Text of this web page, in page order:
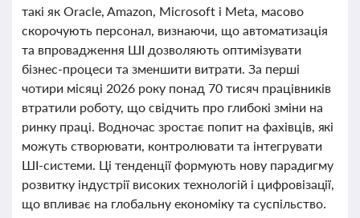
такі як Oracle, Amazon, Microsoft і Meta, масово
скорочують персонал, визнаючи, що автоматизація
та впровадження ШІ дозволяють оптимізувати
бізнес-процеси та зменшити витрати. За перші
чотири місяці 2026 року понад 70 тисяч працівників
втратили роботу, що свідчить про глибокі зміни на
ринку праці. Водночас зростає попит на фахівців, які
можуть створювати, контролювати та інтегрувати
ШІ-системи. Ці тенденції формують нову парадигму
розвитку індустрії високих технологій і цифровізації,
що впливає на глобальну економіку та суспільство.